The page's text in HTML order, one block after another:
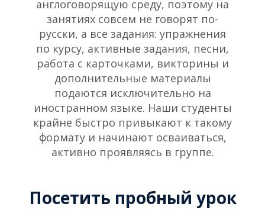
англоговорящую среду, поэтому на
занятиях совсем не говорят по-
русски, а все задания: упражнения
по курсу, активные задания, песни,
работа с карточками, викторины и
дополнительные материалы
подаются исключительно на
иностранном языке. Наши студенты
крайне быстро привыкают к такому
формату и начинают осваиваться,
активно проявляясь в группе.
Посетить пробный урок